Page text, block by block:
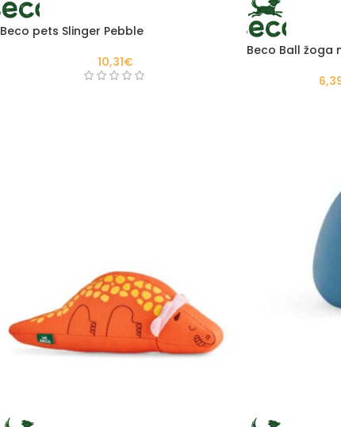
Beco pets Slinger Pebble
10,31€
Beco Ball žoga